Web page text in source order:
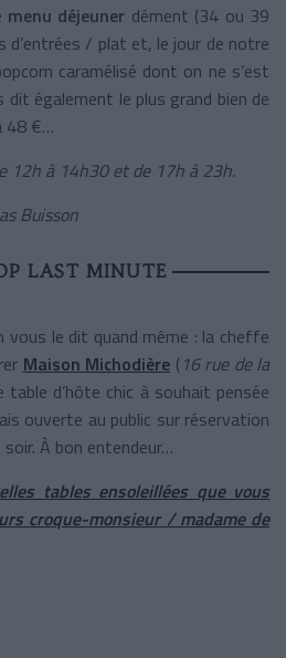
menu déjeuner dément (34 ou 39
d’entrées / plat et, le jour de notre
caramélisé dont on ne s’est
dit également le plus grand bien de
48 €…
12h à 14h30 et de 17h à 23h.
Buisson
LAST MINUTE
vous le dit quand même : la cheffe
Maison Michodière ( 16 rue de la
table d’hôte chic à souhait pensée
ouverte au public sur réservation
À bon entendeur…
tables ensoleillées que vous
croque-monsieur / madame de